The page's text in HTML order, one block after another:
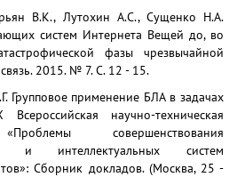
В.К., Лутохин А.С., Сущенко Н.А.
систем Интернета Вещей до, во
фазы чрезвычайной
2015. № 7. С. 12 - 15.
Групповое применение БЛА в задачах
научно-техническая
совершенствования
и интеллектуальных систем
Сборник докладов. (Москва, 25 -